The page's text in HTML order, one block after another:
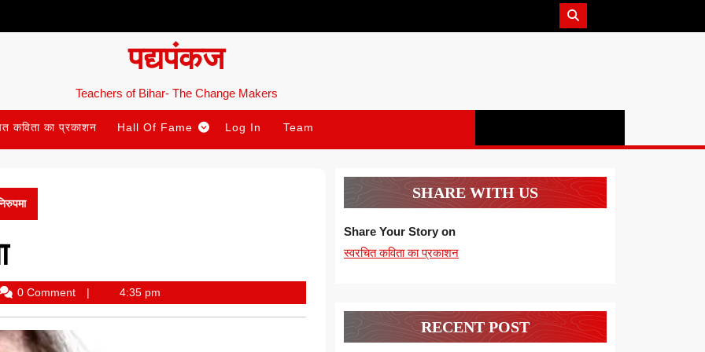
पद्यपंकज
Teachers of Bihar- The Change Makers
कविता का प्रकाशन Hall Of Fame Log In Team
0 Comment 4:35 pm
SHARE WITH US
Share Your Story on
स्वरचित कविता का प्रकाशन
RECENT POST